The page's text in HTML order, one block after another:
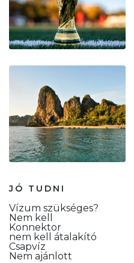
JÓ TUDNI
Vízum szükséges?
Nem kell
Konnektor
nem kell átalakító
Csapvíz
Nem ajánlott